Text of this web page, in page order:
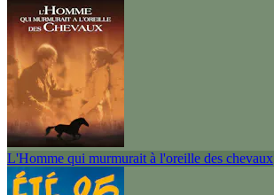
L'Homme qui murmurait à l'oreille des chevaux